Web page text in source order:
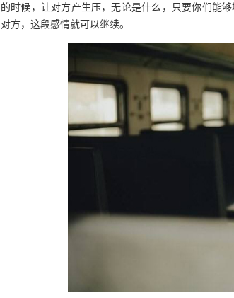
时候，让对方产生压，无论是什么，只要你们能
方，这段感情就可以继续。